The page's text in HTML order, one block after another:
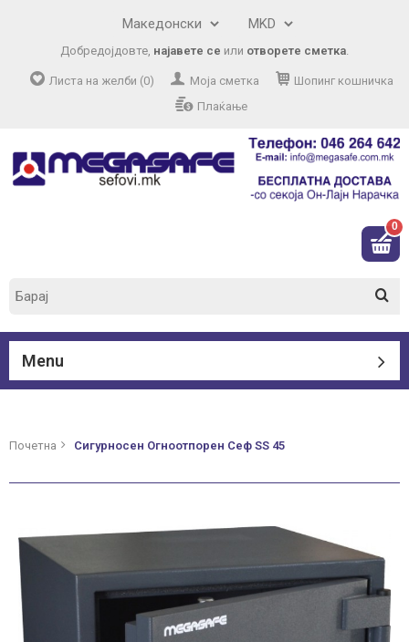
Добредојдовте, најавете се или отворете сметка.
Листа на желби (0) Моја сметка
Шопинг кошничка
Плаќање
0
Menu
Почетна Сигурносен Огноотпорен Сеф SS 45